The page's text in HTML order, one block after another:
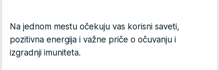
Na jednom mestu očekuju vas korisni saveti,
pozitivna energija i važne priče o očuvanju i
izgradnji imuniteta.